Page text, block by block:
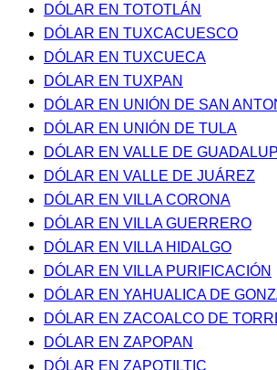
DÓLAR EN TOTOTLÁN
DÓLAR EN TUXCACUESCO
DÓLAR EN TUXCUECA
DÓLAR EN TUXPAN
DÓLAR EN UNIÓN DE SAN
DÓLAR EN UNIÓN DE TULA
DÓLAR EN VALLE DE
DÓLAR EN VALLE DE JUÁREZ
DÓLAR EN VILLA CORONA
DÓLAR EN VILLA GUERRERO
DÓLAR EN VILLA HIDALGO
DÓLAR EN VILLA PURIFICACIÓN
DÓLAR EN YAHUALICA DE
DÓLAR EN ZACOALCO DE
DÓLAR EN ZAPOPAN
DÓLAR EN ZAPOTILTIC